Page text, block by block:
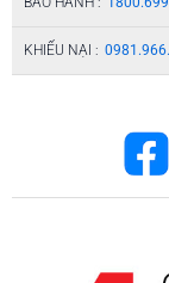
KHIẾU NẠI :